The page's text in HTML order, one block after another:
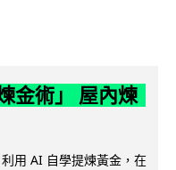
金術」 屋內煉
用 AI 自學提煉黃金，在